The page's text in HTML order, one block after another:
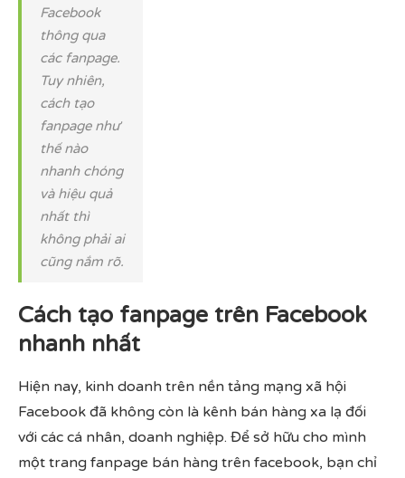
Facebook
thông qua
các fanpage.
Tuy nhiên,
cách tạo
fanpage như
thế nào
nhanh chóng
và hiệu quả
nhất thì
không phải ai
cũng nắm rõ.
Cách tạo fanpage trên Facebook
nhanh nhất
Hiện nay, kinh doanh trên nền tảng mạng xã hội
Facebook đã không còn là kênh bán hàng xa lạ đối
với các cá nhân, doanh nghiệp. Để sở hữu cho mình
một trang fanpage bán hàng trên facebook, bạn chỉ